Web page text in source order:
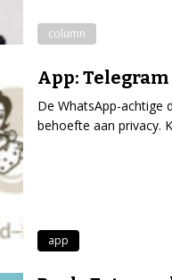
column
App: Telegram
De WhatsApp-achtige
behoefte aan privacy.
app